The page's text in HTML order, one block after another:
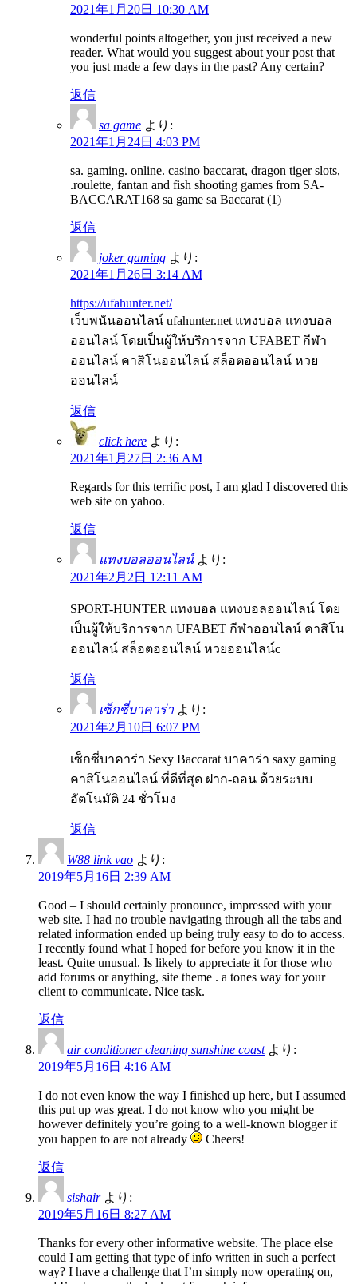
2021年1月20日 10:30 AM
wonderful points altogether, you just received a new
reader. What would you suggest about your post that
you just made a few days in the past? Any certain?
返信
sa game より:
2021年1月24日 4:03 PM
sa. gaming. online. casino baccarat, dragon tiger slots,
.roulette, fantan and fish shooting games from SA-
BACCARAT168 sa game sa Baccarat (1)
返信
joker gaming より:
2021年1月26日 3:14 AM
https://ufahunter.net/
เว็บพนันออนไลน์ ufahunter.net แทงบอล แทงบอล
ออนไลน์ โดยเป็นผู้ให้บริการจาก UFABET กีฬา
ออนไลน์ คาสิโนออนไลน์ สล็อตออนไลน์ หวย
ออนไลน์
返信
click here より:
2021年1月27日 2:36 AM
Regards for this terrific post, I am glad I discovered this
web site on yahoo.
返信
แทงบอลออนไลน์ より:
2021年2月2日 12:11 AM
SPORT-HUNTER แทงบอล แทงบอลออนไลน์ โดย
เป็นผู้ให้บริการจาก UFABET กีฬาออนไลน์ คาสิโน
ออนไลน์ สล็อตออนไลน์ หวยออนไลน์c
返信
เซ็กซี่บาคาร่า より:
2021年2月10日 6:07 PM
เซ็กซี่บาคาร่า Sexy Baccarat บาคาร่า saxy gaming
คาสิโนออนไลน์ ที่ดีที่สุด ฝาก-ถอน ด้วยระบบ
อัตโนมัติ 24 ชั่วโมง
返信
W88 link vao より:
2019年5月16日 2:39 AM
Good – I should certainly pronounce, impressed with your
web site. I had no trouble navigating through all the tabs and
related information ended up being truly easy to do to access.
I recently found what I hoped for before you know it in the
least. Quite unusual. Is likely to appreciate it for those who
add forums or anything, site theme . a tones way for your
client to communicate. Nice task.
返信
air conditioner cleaning sunshine coast より:
2019年5月16日 4:16 AM
I do not even know the way I finished up here, but I assumed
this put up was great. I do not know who you might be
however definitely you’re going to a well-known blogger if
you happen to are not already
Cheers!
返信
sishair より:
2019年5月16日 8:27 AM
Thanks for every other informative website. The place else
could I am getting that type of info written in such a perfect
way? I have a challenge that I’m simply now operating on,